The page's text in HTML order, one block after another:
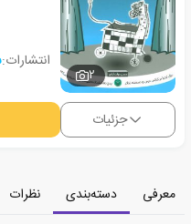
2
انتشارات:
جزئیات
معرفی دسته‌بندی
نظرات